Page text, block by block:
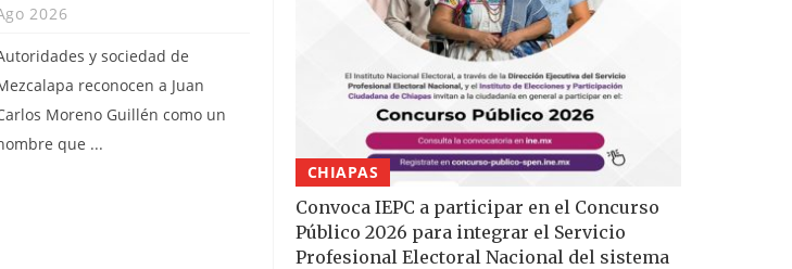
2026
y sociedad de
reconocen a Juan
Moreno Guillén como un
que ...
CHIAPAS
Convoca IEPC a participar en el Concurso
Público 2026 para integrar el Servicio
Profesional Electoral Nacional del sistema